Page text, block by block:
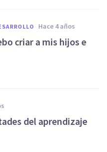
hace 4 años
criar a mis hijos e
del aprendizaje